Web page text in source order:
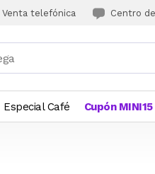
Venta telefónica Centro
Especial Café Cupón MINI15